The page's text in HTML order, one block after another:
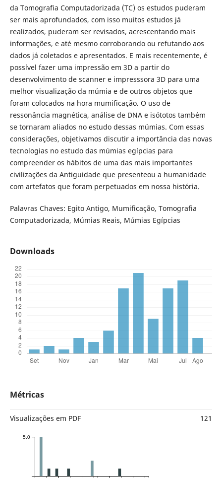
da Tomografia Computadorizada (TC) os estudos puderam
ser mais aprofundados, com isso muitos estudos já
realizados, puderam ser revisados, acrescentando mais
informações, e até mesmo corroborando ou refutando aos
dados já coletados e apresentados. E mais recentemente, é
possível fazer uma impressão em 3D a partir do
desenvolvimento de scanner e impresssora 3D para uma
melhor visualização da múmia e de outros objetos que
foram colocados na hora mumificação. O uso de
ressonância magnética, análise de DNA e isótotos também
se tornaram aliados no estudo dessas múmias. Com essas
considerações, objetivamos discutir a importância das novas
tecnologias no estudo das múmias egípcias para
compreender os hábitos de uma das mais importantes
civilizações da Antiguidade que presenteou a humanidade
com artefatos que foram perpetuados em nossa história.
Palavras Chaves: Egito Antigo, Mumificação, Tomografia
Computadorizada, Múmias Reais, Múmias Egípcias
Downloads
Métricas
Visualizações em PDF 121
5.0